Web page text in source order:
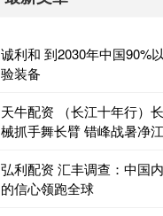
诚利和 到2030年中国90%
验装备
天牛配资 （长江十年行）
械抓手舞长臂 错峰战暑净
弘利配资 汇丰调查：中国
的信心领跑全球